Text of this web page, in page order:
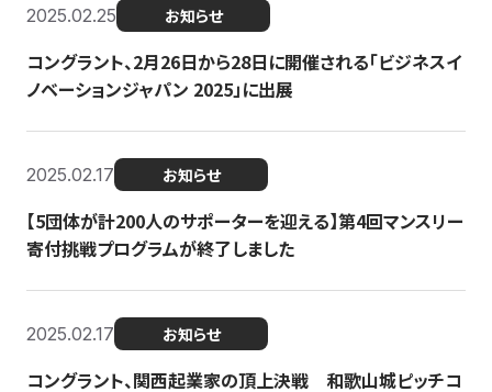
2025.02.25 お知らせ
コングラント、2月26日から28日に開催される「ビジネスイ
ノベーションジャパン 2025」に出展
2025.02.17 お知らせ
【5団体が計200人のサポーターを迎える】​​第4回マンスリー
寄付挑戦プログラムが終了しました
2025.02.17 お知らせ
コングラント、関西起業家の頂上決戦 和歌山城ピッチコ